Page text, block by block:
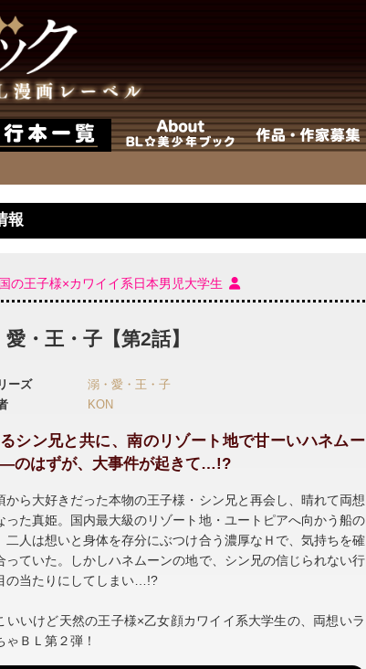
報
の王子様×カワイイ系日本男児大学生
愛・王・子【第2話】
ーズ
溺・愛・王・子
KON
シン兄と共に、南のリゾート地で甘ーいハネムー
のはずが、大事件が起きて…!?
から大好きだった本物の王子様・シン兄と再会し、晴れて両想
った真姫。国内最大級のリゾート地・ユートピアへ向かう船の
二人は想いと身体を存分にぶつけ合う濃厚なＨで、気持ちを確
っていた。しかしハネムーンの地で、シン兄の信じられない行
の当たりにしてしまい…!?
いいけど天然の王子様×乙女顔カワイイ系大学生の、両想いラ
ゃＢＬ第２弾！